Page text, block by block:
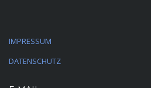
IMPRESSUM
DATENSCHUTZ